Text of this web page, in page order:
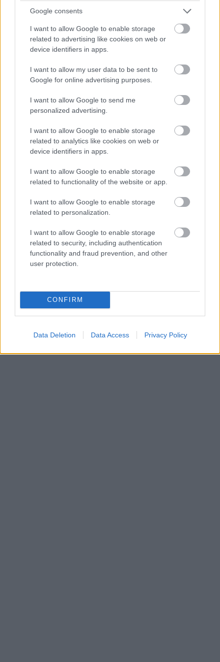
Google consents
I want to allow Google to enable storage
related to advertising like cookies on web or
device identifiers in apps.
I want to allow my user data to be sent to
Google for online advertising purposes.
I want to allow Google to send me
personalized advertising.
I want to allow Google to enable storage
related to analytics like cookies on web or
device identifiers in apps.
I want to allow Google to enable storage
related to functionality of the website or app.
I want to allow Google to enable storage
related to personalization.
I want to allow Google to enable storage
related to security, including authentication
functionality and fraud prevention, and other
user protection.
CONFIRM
Data Deletion Data Access Privacy Policy